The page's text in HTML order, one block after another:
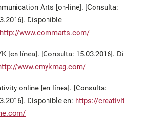
Arts [on-line]. [Consulta:
Disponible
http://www.commarts.com/
[en línea]. [Consulta: 15.03.2016].
www.cmykmag.com/
online [en línea]. [Consulta:
Disponible en: https://creativity-